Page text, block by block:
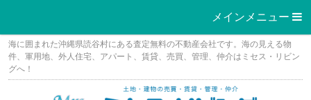
メインメニュー 
Skip
content
海に囲まれた沖縄県読谷村にある査定無料の不動産会社です。海の見える物
件、軍用地、外人住宅、アパート、賃貸、売買、管理、仲介はミセス・リビン
グへ！